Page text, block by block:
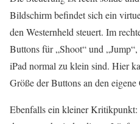
Bildschirm befindet sich ein
den Westernheld steuert. Im
Buttons für „Shoot“ und
iPad normal zu klein sind. Hier
Größe der Buttons an den eigene
Ebenfalls ein kleiner Kritikpunkt: